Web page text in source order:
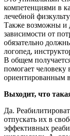
компетенциями в
лечебной
Также возможны и
зависимости от
обязательно
логопед,
В общем
помогает человеку
ориентированным
Выходит, что
Да.
отпускать их в
эффективных